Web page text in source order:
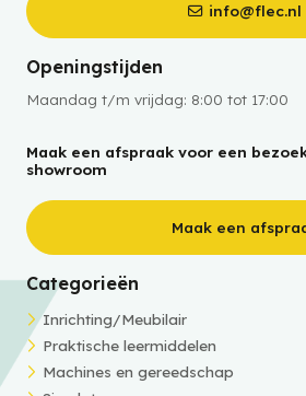
info@flec.nl
Openingstijden
Maandag t/m vrijdag: 8:00 tot 17:00
Maak een afspraak voor een
showroom
Maak een
Categorieën
Inrichting/Meubilair
Praktische leermiddelen
Machines en gereedschap